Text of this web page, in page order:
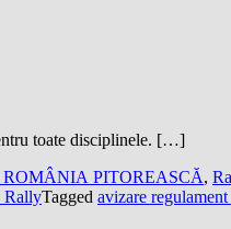
toate disciplinele. […]
ROMÂNIA PITOREASCĂ,
RallyTagged avizare